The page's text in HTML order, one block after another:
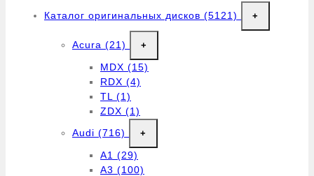
Каталог оригинальных дисков (5121) +
Acura (21) +
MDX (15)
RDX (4)
TL
(1)
ZDX (1)
Audi (716) +
A1 (29)
A3 (100)